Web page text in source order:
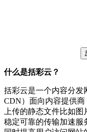
什么是括彩云？
括彩云是一个内容分发
CDN）面向内容提供
上传的静态文件比如
稳定可靠的传输加速服